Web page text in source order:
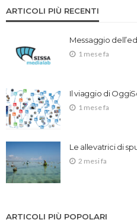
ARTICOLI PIÙ RECENTI
Messaggio
1 mese fa
Il viaggio di
1 mese fa
Le allevatrici di
2 mesi fa
ARTICOLI PIÙ POPOLARI